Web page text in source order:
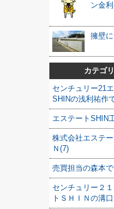
ン金
擁壁
カテゴリ
センチュリー21
SHINの浅利祐作
エステートSHIN
株式会社エステー
Ｎ(7)
売買担当の森本
センチュリー２
トＳＨＩＮの溝